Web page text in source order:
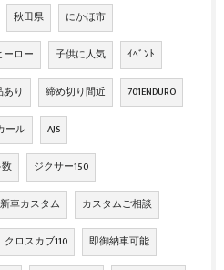
秋田県 にかほ市
ーロー 子供に人気 ｲﾍﾞﾝﾄ
り 締め切り間近 701ENDURO
ール AJS
ジクサー150
新車カスタム カスタムご相談
クロスカブ110 即御納車可能